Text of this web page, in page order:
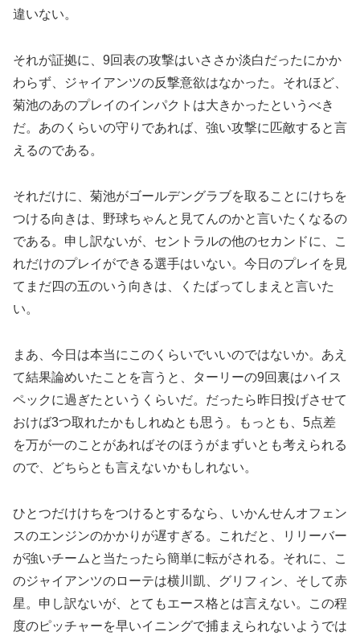
違いない。
それが証拠に、9回表の攻撃はいささか淡白だったにかか
わらず、ジャイアンツの反撃意欲はなかった。それほど、
菊池のあのプレイのインパクトは大きかったというべき
だ。あのくらいの守りであれば、強い攻撃に匹敵すると言
えるのである。
それだけに、菊池がゴールデングラブを取ることにけちを
つける向きは、野球ちゃんと見てんのかと言いたくなるの
である。申し訳ないが、セントラルの他のセカンドに、こ
れだけのプレイができる選手はいない。今日のプレイを見
てまだ四の五のいう向きは、くたばってしまえと言いた
い。
まあ、今日は本当にこのくらいでいいのではないか。あえ
て結果論めいたことを言うと、ターリーの9回裏はハイス
ペックに過ぎたというくらいだ。だったら昨日投げさせて
おけば3つ取れたかもしれぬとも思う。もっとも、5点差
を万が一のことがあればそのほうがまずいとも考えられる
ので、どちらとも言えないかもしれない。
ひとつだけけちをつけるとするなら、いかんせんオフェン
スのエンジンのかかりが遅すぎる。これだと、リリーバー
が強いチームと当たったら簡単に転がされる。それに、こ
のジャイアンツのローテは横川凱、グリフィン、そして赤
星。申し訳ないが、とてもエース格とは言えない。この程
度のピッチャーを早いイニングで捕まえられないようでは